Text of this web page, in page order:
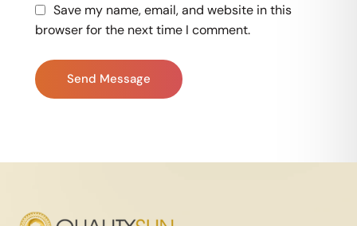
Save my name, email, and website in this
browser for the next time I comment.
Send Message